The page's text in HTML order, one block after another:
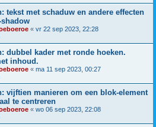
tekst met schaduw en andere effecten
« vr 22 sep 2023, 22:28
dubbel kader met ronde hoeken.
inhoud.
« ma 11 sep 2023, 00:27
vijftien manieren om een blok-element
te centreren
« wo 06 sep 2023, 22:08